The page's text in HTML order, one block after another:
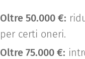
Oltre 50.000 €:
per certi oneri.
Oltre 75.000 €: